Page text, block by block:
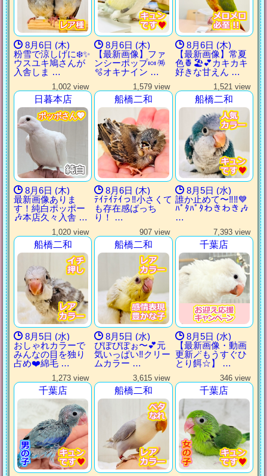
8月6日 (木)
粉雪で涼しげに❄️✨
ウスユキ鳩さんが
入舎しま …
8月6日 (木)
【最新画像】ファ
ンシーポップ🍬🪅
🫧オキナイン …
8月6日 (木)
【最新画像】常夏
色🍍🏖💕カキカキ
好きな甘えん …
1,002 view
日暮本店
ポッポさん💖
ポッポさん💖
ポッポさん💖
ポッポさん💖
8月6日 (木)
最新画像ありま
す！純白ポッポー
🎶本店久々入舎 …
1,579 view
船橋二和
8月6日 (木)
ﾃｲﾃｲﾃｲっ‼︎小さくて
も存在感ばっち
り！ …
1,521 view
船橋二和
8月5日 (水)
誰か止めて〜‼︎‼︎💙
ﾊﾟﾀﾊﾟﾀわきわき🎶
…
1,020 view
船橋二和
8月5日 (水)
おしゃれカラーで
みんなの目を独り
占め❤️綿毛 …
907 view
船橋二和
8月5日 (水)
ぴぽぴぽぉ〜💕元
気いっぱい‼︎クリー
ムカラー …
7,393 view
千葉店
8月5日 (水)
【最新画像・動画
更新🪄もうすぐひ
とり餌‪☆】 …
1,273 view
千葉店
3,615 view
船橋二和
346 view
千葉店